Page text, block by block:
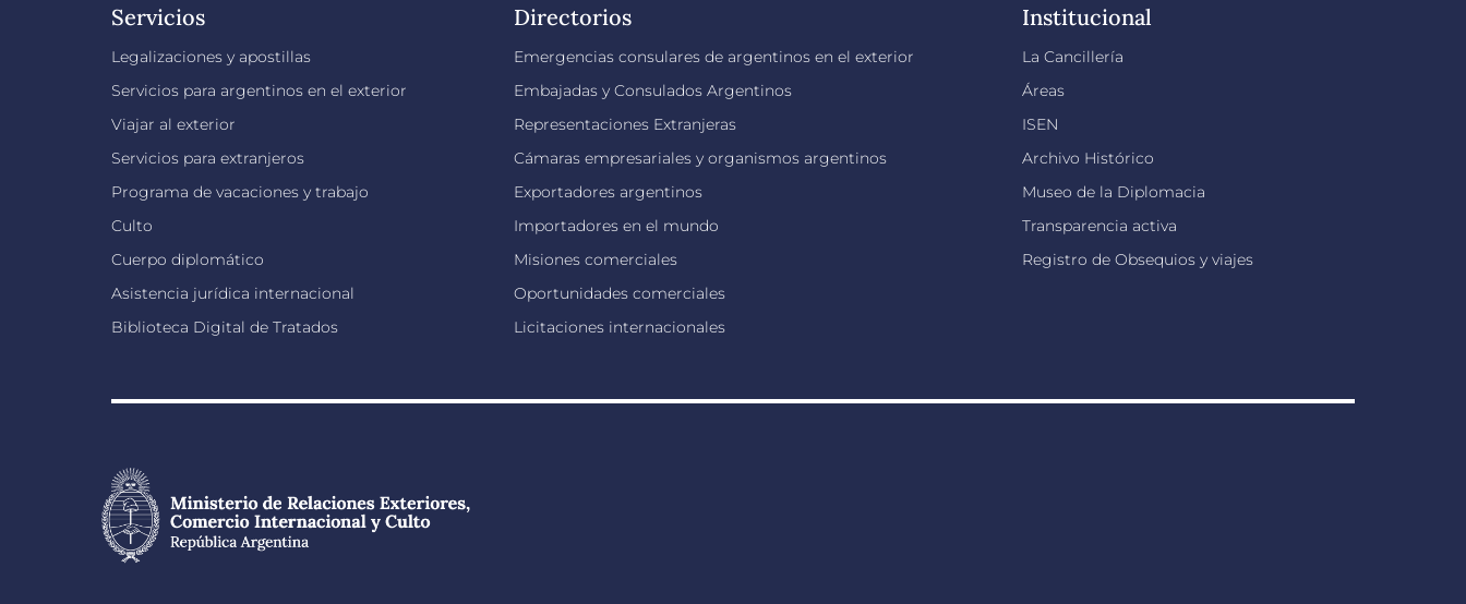
Servicios
Legalizaciones y apostillas
Servicios para argentinos en el exterior
Viajar al exterior
Servicios para extranjeros
Programa de vacaciones y trabajo
Culto
Cuerpo diplomático
Asistencia jurídica internacional
Biblioteca Digital de Tratados
Directorios
Emergencias consulares de argentinos en el exterior
Embajadas y Consulados Argentinos
Representaciones Extranjeras
Cámaras empresariales y organismos argentinos
Exportadores argentinos
Importadores en el mundo
Misiones comerciales
Oportunidades comerciales
Licitaciones internacionales
Institucional
La Cancillería
Áreas
ISEN
Archivo Histórico
Museo de la Diplomacia
Transparencia activa
Registro de Obsequios y viajes